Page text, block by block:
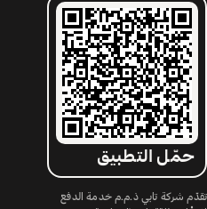
حمّل التطبيق
تقدّم شركة تابي ذ.م.م خدمة الدفع